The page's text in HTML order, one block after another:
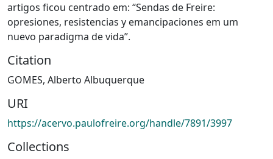
artigos ficou centrado em: “Sendas de Freire:
opresiones, resistencias y emancipaciones em um
nuevo paradigma de vida”.
Citation
GOMES, Alberto Albuquerque
URI
https://acervo.paulofreire.org/handle/7891/3997
Collections